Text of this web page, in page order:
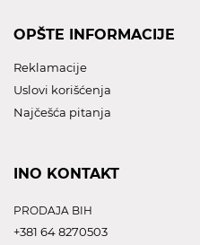
OPŠTE INFORMACIJE
Reklamacije
Uslovi korišćenja
Najčešća pitanja
INO KONTAKT
PRODAJA BIH
+381 64 8270503